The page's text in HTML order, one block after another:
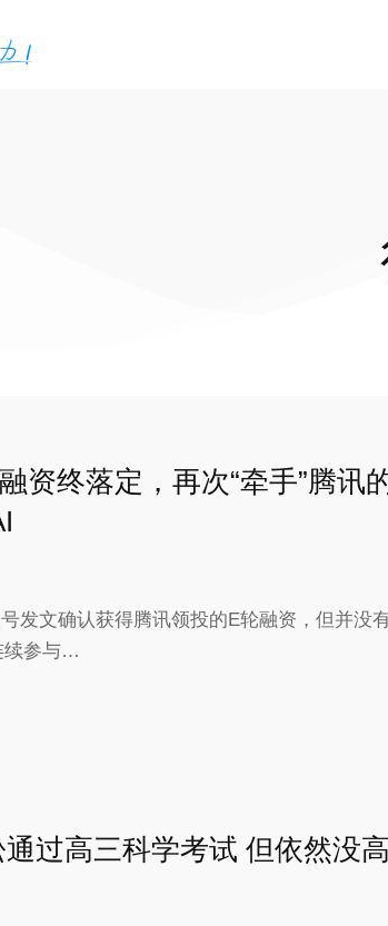
资终落定，再次“牵手”腾讯
发文确认获得腾讯领投的E轮融资，但并没
续参与…
过高三科学考试 但依然没